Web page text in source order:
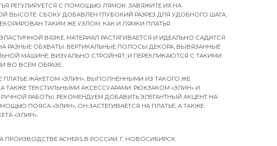
РЕГУЛИРУЕТСЯ С ПОМОЩЬЮ ЛЯМОК: ЗАВЯЖИТЕ ИХ НА
ВЫСОТЕ. СБОКУ ДОБАВЛЕН ГЛУБОКИЙ РАЗРЕЗ ДЛЯ УДОБНОГО ШАГА,
ТАКИМ ЖЕ УЗЛОМ, КАК И ЛЯМКИ ПЛАТЬЯ.
ВЯЗКЕ, МАТЕРИАЛ РАСТЯГИВАЕТСЯ И ИДЕАЛЬНО САДИТСЯ
РАЗНЫЕ ОБХВАТЫ. ВЕРТИКАЛЬНЫЕ ПОЛОСЫ ДЕКОРА, ВЫВЯЗАННЫЕ
МАШИНЕ, ВИЗУАЛЬНО СТРОЙНЯТ, И ПЕРЕКЛИКАЮТСЯ С ТАКИМИ
ВО ВСЕМ ОБРАЗЕ.
ЖАКЕТОМ «ЭЛИН», ВЫПОЛНЕННЫМИ ИЗ ТАКОГО ЖЕ
А ТАКЖЕ ТЕКСТИЛЬНЫМИ АКСЕССУАРАМИ: РЮКЗАКОМ «ЭЛИН» И
РАБОТЫ. РЕКОМЕНДУЕМ ДОБАВИТЬ ЭЛЕГАНТНЫЙ АКЦЕНТ НА
ПОЯСА «ЭЛИН», ОН ЗАСТЕГИВАЕТСЯ НА ПЛАТЬЕ, А ТАКЖЕ
«ЭЛИН».
ПРОИЗВОДСТВЕ ACHERS В РОССИИ, Г. НОВОСИБИРСК.